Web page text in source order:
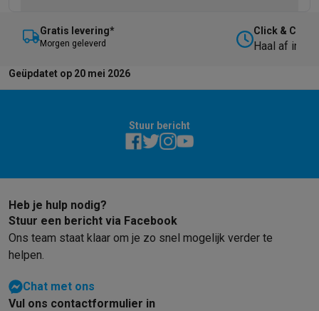
Gratis levering*
M orgen geleverd
Click &
Haal af in
Geüpdatet op 20 mei 2026
Stuur bericht
Heb je hulp nodig?
Stuur een bericht via Facebook
Ons team staat klaar om je zo snel mogelijk verder te
helpen.
Chat met ons
Vul ons contactformulier in